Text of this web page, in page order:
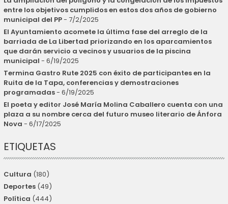
entre los objetivos cumplidos en estos dos años de gobierno
municipal del PP- 7/2/2025
El Ayuntamiento acomete la última fase del arreglo de la
barriada de La Libertad priorizando en los aparcamientos
que darán servicio a vecinos y usuarios de la piscina
municipal - 6/19/2025
Termina Gastro Rute 2025 con éxito de participantes en la
Ruita de la Tapa, conferencias y demostraciones
programadas- 6/19/2025
El poeta y editor José María Molina Caballero cuenta con una
plaza a su nombre cerca del futuro museo literario de Ánfora
Nova - 6/17/2025
ETIQUETAS
Cultura (180)
Deportes (49)
Política (444)